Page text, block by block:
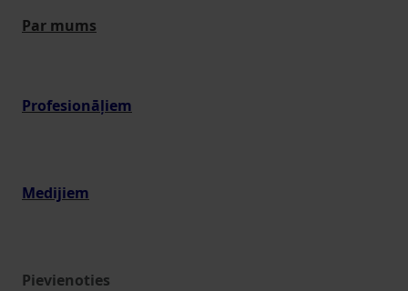
Par mums
Profesionāļiem
Medijiem
Pievienoties